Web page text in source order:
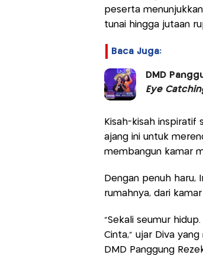
peserta
tunai hingga jutaan
Baca Juga:
DMD
Eye
Kisah-kisah inspiratif
ajang ini untuk
membangun kamar
Dengan penuh haru,
rumahnya, dari
“Sekali seumur
Cinta,” ujar Diva
DMD Panggung